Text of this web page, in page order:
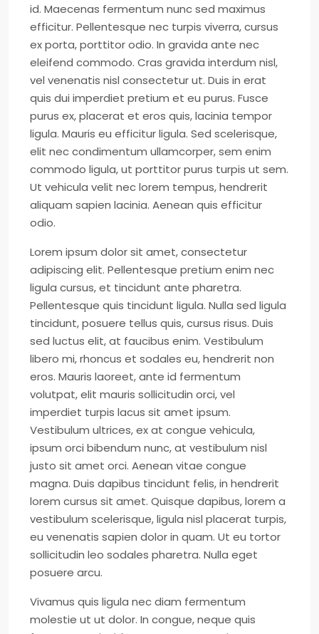
id. Maecenas fermentum nunc sed maximus
efficitur. Pellentesque nec turpis viverra, cursus
ex porta, porttitor odio. In gravida ante nec
eleifend commodo. Cras gravida interdum nisl,
vel venenatis nisl consectetur ut. Duis in erat
quis dui imperdiet pretium et eu purus. Fusce
purus ex, placerat et eros quis, lacinia tempor
ligula. Mauris eu efficitur ligula. Sed scelerisque,
elit nec condimentum ullamcorper, sem enim
commodo ligula, ut porttitor purus turpis ut sem.
Ut vehicula velit nec lorem tempus, hendrerit
aliquam sapien lacinia. Aenean quis efficitur
odio.
Lorem ipsum dolor sit amet, consectetur
adipiscing elit. Pellentesque pretium enim nec
ligula cursus, et tincidunt ante pharetra.
Pellentesque quis tincidunt ligula. Nulla sed ligula
tincidunt, posuere tellus quis, cursus risus. Duis
sed luctus elit, at faucibus enim. Vestibulum
libero mi, rhoncus et sodales eu, hendrerit non
eros. Mauris laoreet, ante id fermentum
volutpat, elit mauris sollicitudin orci, vel
imperdiet turpis lacus sit amet ipsum.
Vestibulum ultrices, ex at congue vehicula,
ipsum orci bibendum nunc, at vestibulum nisl
justo sit amet orci. Aenean vitae congue
magna. Duis dapibus tincidunt felis, in hendrerit
lorem cursus sit amet. Quisque dapibus, lorem a
vestibulum scelerisque, ligula nisl placerat turpis,
eu venenatis sapien dolor in quam. Ut eu tortor
sollicitudin leo sodales pharetra. Nulla eget
posuere arcu.
Vivamus quis ligula nec diam fermentum
molestie ut ut dolor. In congue, neque quis